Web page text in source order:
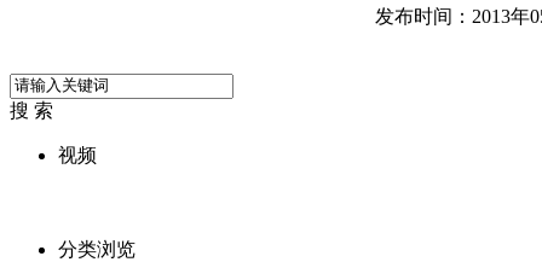
发布时间：2013年
搜 索
视频
分类浏览